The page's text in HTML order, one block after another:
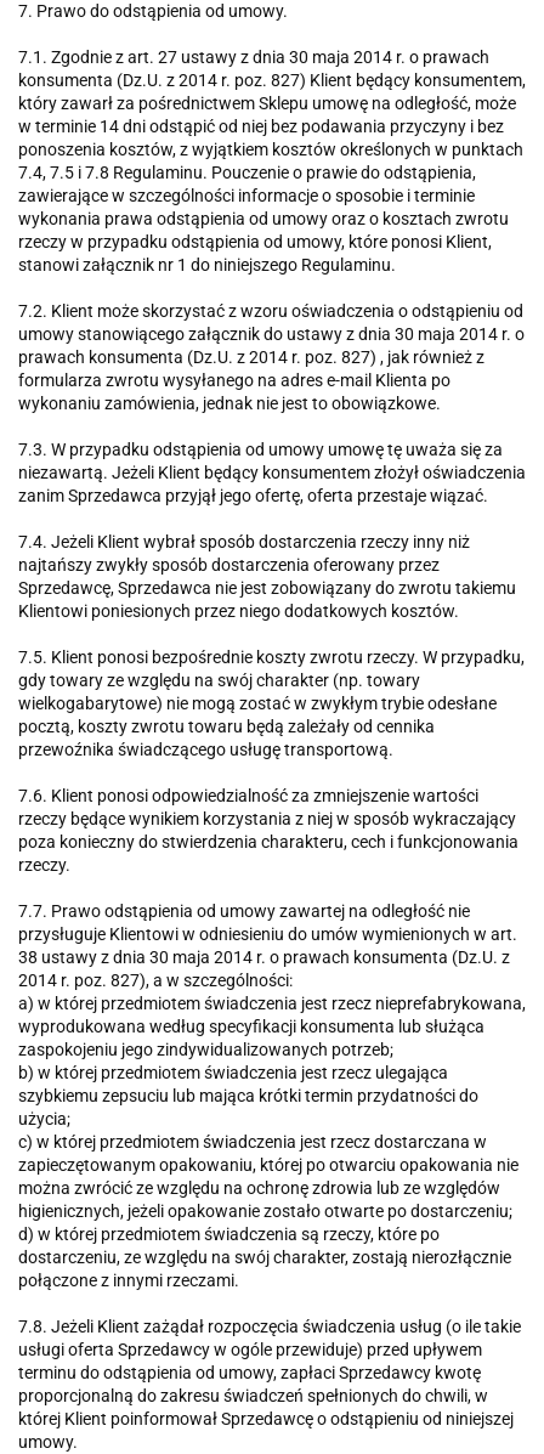
7. Prawo do odstąpienia od umowy.
7.1. Zgodnie z art. 27 ustawy z dnia 30 maja 2014 r. o prawach
konsumenta (Dz.U. z 2014 r. poz. 827) Klient będący konsumentem,
który zawarł za pośrednictwem Sklepu umowę na odległość, może
w terminie 14 dni odstąpić od niej bez podawania przyczyny i bez
ponoszenia kosztów, z wyjątkiem kosztów określonych w punktach
7.4, 7.5 i 7.8 Regulaminu. Pouczenie o prawie do odstąpienia,
zawierające w szczególności informacje o sposobie i terminie
wykonania prawa odstąpienia od umowy oraz o kosztach zwrotu
rzeczy w przypadku odstąpienia od umowy, które ponosi Klient,
stanowi załącznik nr 1 do niniejszego Regulaminu.
7.2. Klient może skorzystać z wzoru oświadczenia o odstąpieniu od
umowy stanowiącego załącznik do ustawy z dnia 30 maja 2014 r. o
prawach konsumenta (Dz.U. z 2014 r. poz. 827) , jak również z
formularza zwrotu wysyłanego na adres e-mail Klienta po
wykonaniu zamówienia, jednak nie jest to obowiązkowe.
7.3. W przypadku odstąpienia od umowy umowę tę uważa się za
niezawartą. Jeżeli Klient będący konsumentem złożył oświadczenia
zanim Sprzedawca przyjął jego ofertę, oferta przestaje wiązać.
7.4. Jeżeli Klient wybrał sposób dostarczenia rzeczy inny niż
najtańszy zwykły sposób dostarczenia oferowany przez
Sprzedawcę, Sprzedawca nie jest zobowiązany do zwrotu takiemu
Klientowi poniesionych przez niego dodatkowych kosztów.
7.5. Klient ponosi bezpośrednie koszty zwrotu rzeczy. W przypadku,
gdy towary ze względu na swój charakter (np. towary
wielkogabarytowe) nie mogą zostać w zwykłym trybie odesłane
pocztą, koszty zwrotu towaru będą zależały od cennika
przewoźnika świadczącego usługę transportową.
7.6. Klient ponosi odpowiedzialność za zmniejszenie wartości
rzeczy będące wynikiem korzystania z niej w sposób wykraczający
poza konieczny do stwierdzenia charakteru, cech i funkcjonowania
rzeczy.
7.7. Prawo odstąpienia od umowy zawartej na odległość nie
przysługuje Klientowi w odniesieniu do umów wymienionych w art.
38 ustawy z dnia 30 maja 2014 r. o prawach konsumenta (Dz.U. z
2014 r. poz. 827), a w szczególności:
a) w której przedmiotem świadczenia jest rzecz nieprefabrykowana,
wyprodukowana według specyfikacji konsumenta lub służąca
zaspokojeniu jego zindywidualizowanych potrzeb;
b) w której przedmiotem świadczenia jest rzecz ulegająca
szybkiemu zepsuciu lub mająca krótki termin przydatności do
użycia;
c) w której przedmiotem świadczenia jest rzecz dostarczana w
zapieczętowanym opakowaniu, której po otwarciu opakowania nie
można zwrócić ze względu na ochronę zdrowia lub ze względów
higienicznych, jeżeli opakowanie zostało otwarte po dostarczeniu;
d) w której przedmiotem świadczenia są rzeczy, które po
dostarczeniu, ze względu na swój charakter, zostają nierozłącznie
połączone z innymi rzeczami.
7.8. Jeżeli Klient zażądał rozpoczęcia świadczenia usług (o ile takie
usługi oferta Sprzedawcy w ogóle przewiduje) przed upływem
terminu do odstąpienia od umowy, zapłaci Sprzedawcy kwotę
proporcjonalną do zakresu świadczeń spełnionych do chwili, w
której Klient poinformował Sprzedawcę o odstąpieniu od niniejszej
umowy.